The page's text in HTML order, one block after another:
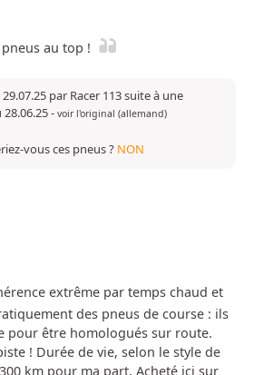
au top !
par Racer 113 suite à une
- voir l'original (allemand)
vous ces pneus ? NON
extrême par temps chaud et
des pneus de course : ils
pour être homologués sur route.
! Durée de vie, selon le style de
km pour ma part. Acheté ici sur